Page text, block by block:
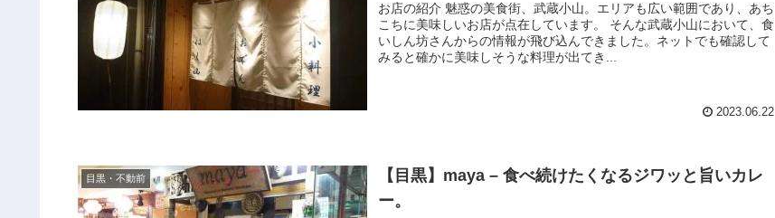
お店の紹介 魅惑の美食街、武蔵小山。エリアも広い範囲であり、あち
こちに美味しいお店が点在しています。 そんな武蔵小山において、食
いしん坊さんからの情報が飛び込んできました。ネットでも確認して
みると確かに美味しそうな料理が出てき...
2023.06.22
目黒・不動前
【目黒】maya – 食べ続けたくなるジワッと旨いカレ
ー。